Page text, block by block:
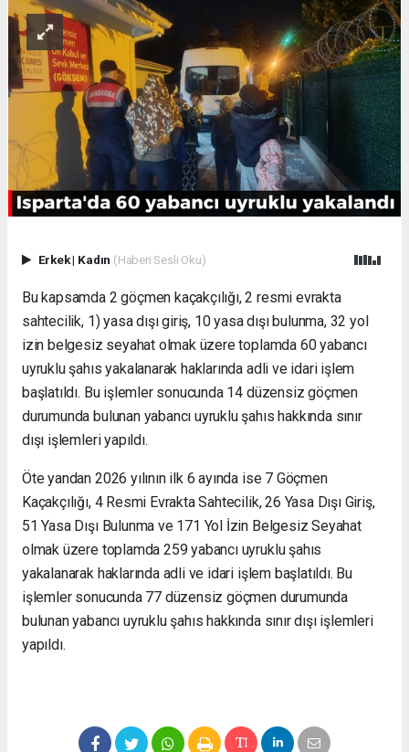
Erkek| Kadın (Haberi Sesli Oku)
Bu kapsamda 2 göçmen kaçakçılığı, 2 resmi evrakta
sahtecilik, 1) yasa dışı giriş, 10 yasa dışı bulunma, 32 yol
izin belgesiz seyahat olmak üzere toplamda 60 yabancı
uyruklu şahıs yakalanarak haklarında adli ve idari işlem
başlatıldı. Bu işlemler sonucunda 14 düzensiz göçmen
durumunda bulunan yabancı uyruklu şahıs hakkında sınır
dışı işlemleri yapıldı.
Öte yandan 2026 yılının ilk 6 ayında ise 7 Göçmen
Kaçakçılığı, 4 Resmi Evrakta Sahtecilik, 26 Yasa Dışı Giriş,
51 Yasa Dışı Bulunma ve 171 Yol İzin Belgesiz Seyahat
olmak üzere toplamda 259 yabancı uyruklu şahıs
yakalanarak haklarında adli ve idari işlem başlatıldı. Bu
işlemler sonucunda 77 düzensiz göçmen durumunda
bulunan yabancı uyruklu şahıs hakkında sınır dışı işlemleri
yapıldı.